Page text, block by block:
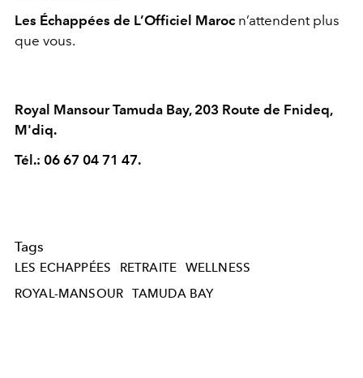
Les Échappées de L’Officiel Maroc n’attendent plus
que vous.
Royal Mansour Tamuda Bay, 203 Route de Fnideq,
M'diq.
Tél.: 06 67 04 71 47.
Tags
LES ECHAPPÉES RETRAITE
WELLNESS
ROYAL-MANSOUR
TAMUDA BAY